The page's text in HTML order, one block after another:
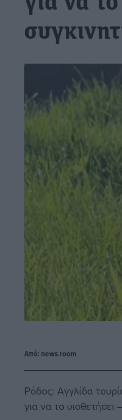
Από: news room
Ρόδος: Αγγλίδα
για να το υιοθετήσει